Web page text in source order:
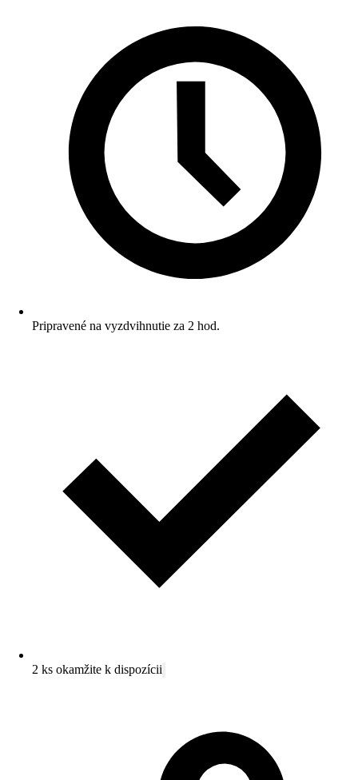
Pripravené na vyzdvihnutie za 2 hod.
2 ks okamžite k dispozícii